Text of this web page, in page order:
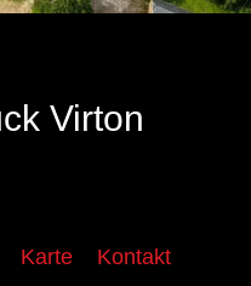
Virton
Karte Kontakt